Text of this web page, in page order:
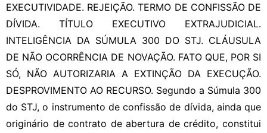
EXECUTIVIDADE. REJEIÇÃO. TERMO DE CONFISSÃO DE
DÍVIDA. TÍTULO EXECUTIVO EXTRAJUDICIAL.
INTELIGÊNCIA DA SÚMULA 300 DO STJ. CLÁUSULA
DE NÃO OCORRÊNCIA DE NOVAÇÃO. FATO QUE, POR SI
SÓ, NÃO AUTORIZARIA A EXTINÇÃO DA EXECUÇÃO.
DESPROVIMENTO AO RECURSO. Segundo a Súmula 300
do STJ, o instrumento de confissão de dívida, ainda que
originário de contrato de abertura de crédito, constitui